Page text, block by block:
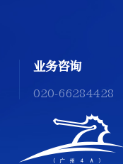
业务咨询
020-66284428